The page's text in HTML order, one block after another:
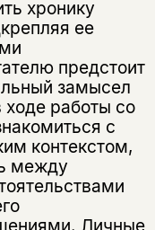
хронику
ее
предстоит
замысел
работы со
с
контекстом,
между
Личные